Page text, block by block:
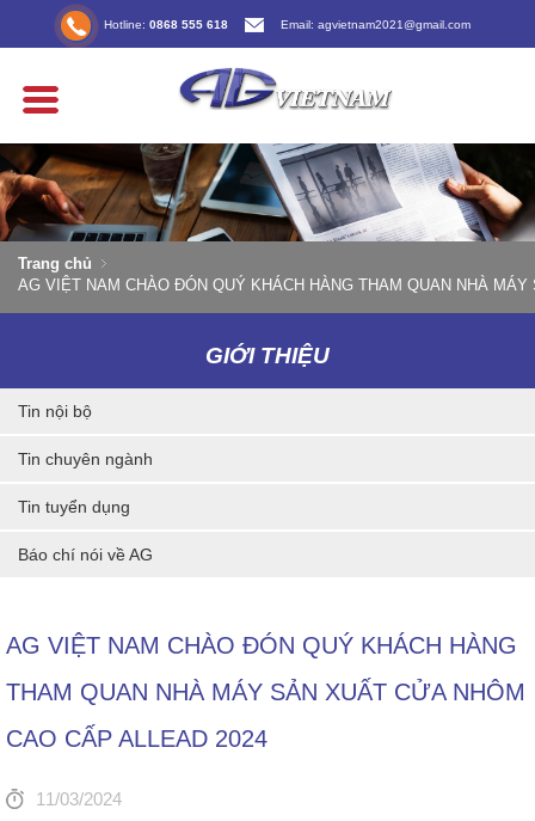
Hotline: 0868 555 618 Email: agvietnam2021@gmail.com
Trang chủ
AG VIỆT NAM CHÀO ĐÓN QUÝ KHÁCH HÀNG THAM QUAN NHÀ
GIỚI THIỆU
Tin nội bộ
Tin chuyên ngành
Tin tuyển dụng
Báo chí nói về AG
AG VIỆT NAM CHÀO ĐÓN QUÝ KHÁCH HÀNG
THAM QUAN NHÀ MÁY SẢN XUẤT CỬA NHÔM
CAO CẤP ALLEAD 2024
11/03/2024